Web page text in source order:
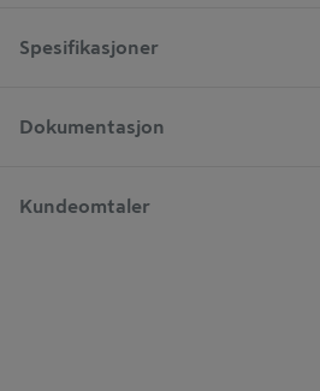
Spesifikasjoner
Dokumentasjon
Kundeomtaler